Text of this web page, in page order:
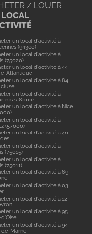
/ LOUER
un local d'activité à
(94300)
un local d'activité à
(75020)
un local d'activité à 44
Atlantique
un local d'activité à 84
un local d'activité à
(28000)
un local d'activité à Nice
un local d'activité à
(57000)
un local d'activité à 40
un local d'activité à
(75015)
un local d'activité à
(75011)
un local d'activité à 69
un local d'activité à 03
un local d'activité à 12
un local d'activité à 95
d'Oise
un local d'activité à 94
de-Marne